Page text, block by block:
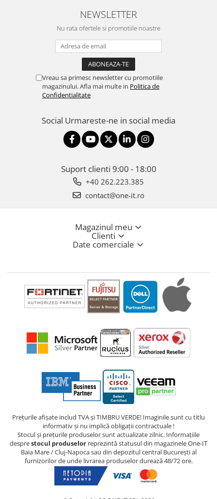
NEWSLETTER
Nu rata ofertele si promotiile noastre
Vreau sa primesc newsletter cu promotiile
magazinului. Afla mai multe in Politica de
Confidentialitate
Social Urmareste-ne in social media
Suport clienti 9:00 - 18:00
+40 262.223.385
contact@one-it.ro
Magazinul meu
Clienti
Date comerciale
Prețurile afișate includ TVA și TIMBRU VERDE! Imaginile sunt cu titlu
informativ și nu implică obligații contractuale !
Stocul și prețurile produselor sunt actualizate zilnic. Informațiile
desprestocul produselor reprezintă statusul din magazinele One-IT
Baia Mare / Cluj-Napoca sau din depozitul central București al
furnizorilor de unde livrarea produselor durează 48/72 ore.